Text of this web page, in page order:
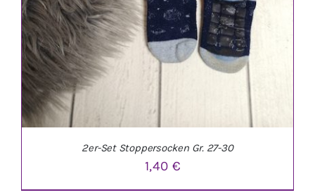
2er-Set Stoppersocken Gr. 27-30
1,40 €